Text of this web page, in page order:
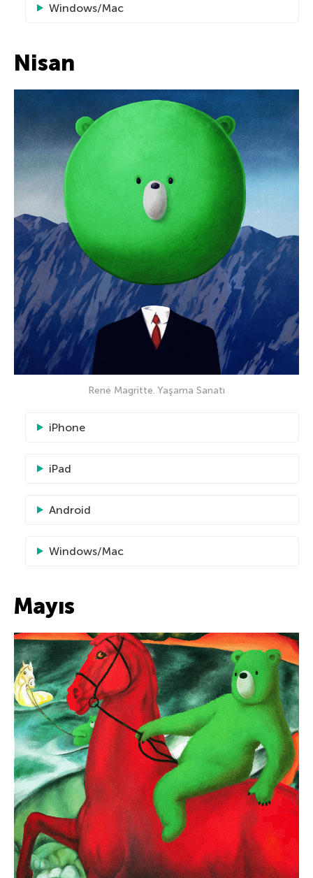
Windows/Mac
Nisan
René Magritte. Yaşama Sanatı
iPhone
iPad
Android
Windows/Mac
Mayıs